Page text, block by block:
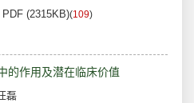
PDF (2315KB)(109)
的作用及潜在临床价值
磊